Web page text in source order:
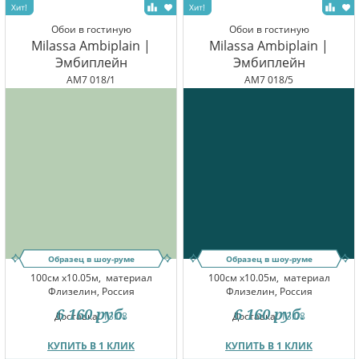
Обои в гостиную
Milassa Ambiplain |
Эмбиплейн
AM7 018/1
Образец в шоу-руме
100см x10.05м, материал
Флизелин, Россия
Доставка:13.08
КУПИТЬ В 1 КЛИК
6 160 руб.
Обои в гостиную
Milassa Ambiplain |
Эмбиплейн
AM7 018/5
Образец в шоу-руме
100см x10.05м, материал
Флизелин, Россия
Доставка:13.08
КУПИТЬ В 1 КЛИК
6 160 руб.